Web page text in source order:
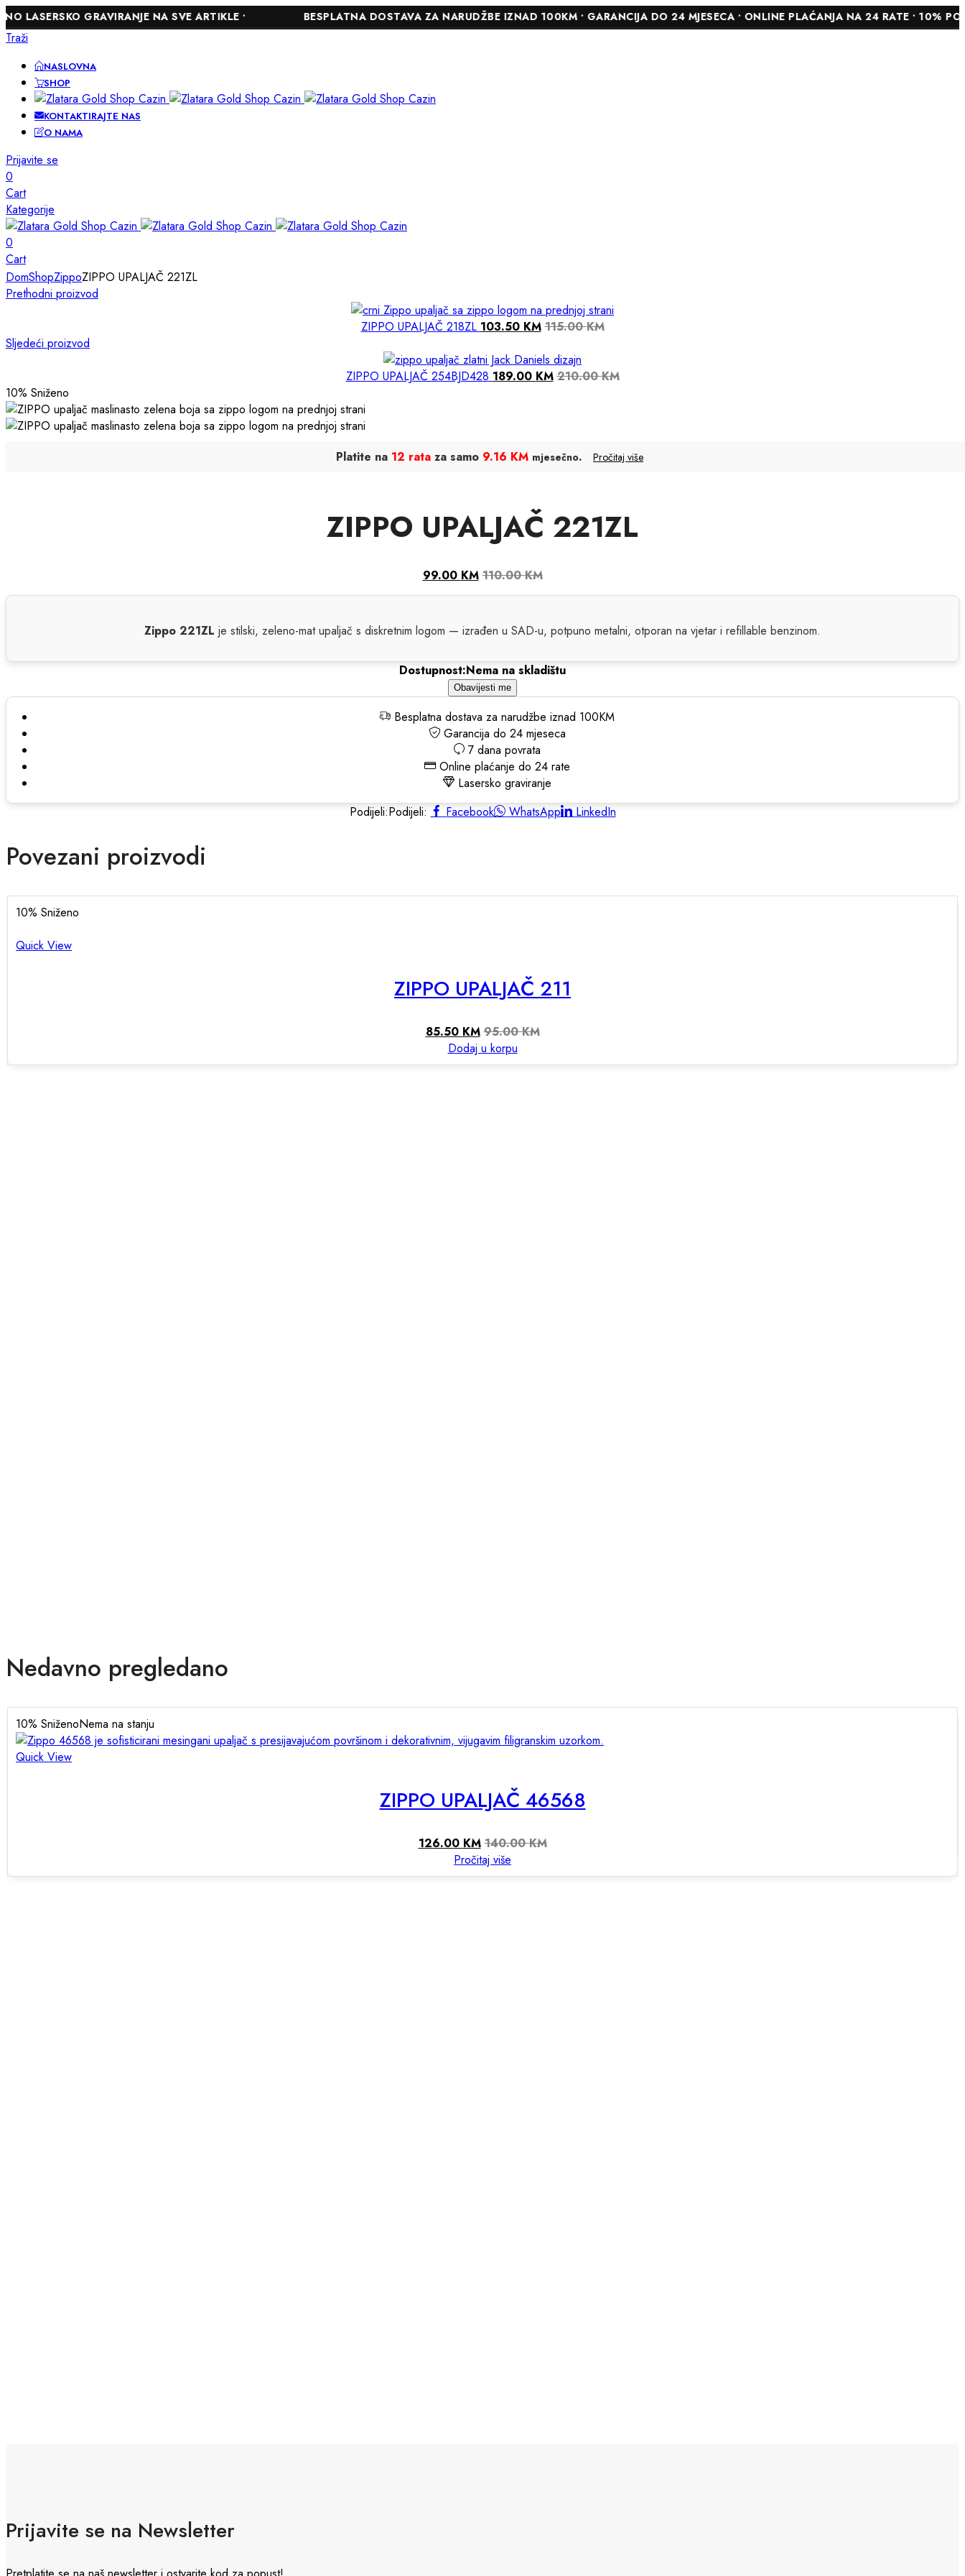
GRAVIRANJE NA SVE ARTIKLE • BESPLATNA DOSTAVA ZA NARUDŽBE IZNAD 100KM • GARANCIJA DO 24 MJESECA • ONLINE PLAĆANJA NA 24 RATE • 10% POPUSTA
Traži
NASLOVNA
SHOP
KONTAKTIRAJTE NAS
O NAMA
Prijavite se
0
Cart
Kategorije
0
Cart
DomShopZippoZIPPO UPALJAČ 221ZL
Prethodni proizvod
ZIPPO UPALJAČ 218ZL 103.50 KM 115.00KM
Sljedeći proizvod
ZIPPO UPALJAČ 254BJD428 189.00 KM 210.00KM
10% Sniženo
Platite na 12 rata za samo 9.16 KM mjesečno. Pročitaj više
ZIPPO UPALJAČ 221ZL
99.00 KM 110.00KM
Zippo 221ZL je stilski, zeleno-mat upaljač s diskretnim logom — izrađen u SAD-u, potpuno metalni, otporan na vjetar i refillable benzinom.
Dostupnost:Nema na skladištu
Obavijesti me
Besplatna dostava za narudžbe iznad 100KM
Garancija do 24 mjeseca
7 dana povrata
Online plaćanje do 24 rate
Lasersko graviranje
Podijeli:Podijeli: Facebook WhatsApp LinkedIn
Povezani proizvodi
10% Sniženo
Quick View
ZIPPO UPALJAČ 211
85.50 KM 95.00KM
Dodaj u korpu
Nedavno pregledano
10% SniženoNema na stanju
Quick View
ZIPPO UPALJAČ 46568
126.00 KM 140.00KM
Pročitaj više
Prijavite se na Newsletter